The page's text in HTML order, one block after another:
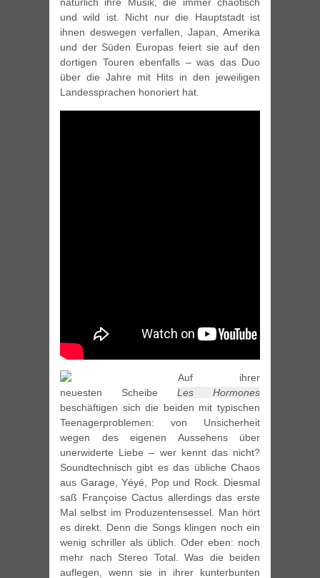
natürlich ihre Musik, die immer chaotisch
und wild ist. Nicht nur die Hauptstadt ist
ihnen deswegen verfallen, Japan, Amerika
und der Süden Europas feiert sie auf den
dortigen Touren ebenfalls – was das Duo
über die Jahre mit Hits in den jeweiligen
Landessprachen honoriert hat.
Auf ihrer
neuesten Scheibe Les Hormones
beschäftigen sich die beiden mit typischen
Teenagerproblemen: von Unsicherheit
wegen des eigenen Aussehens über
unerwiderte Liebe – wer kennt das nicht?
Soundtechnisch gibt es das übliche Chaos
aus Garage, Yéyé, Pop und Rock. Diesmal
saß Françoise Cactus allerdings das erste
Mal selbst im Produzentensessel. Man hört
es direkt. Denn die Songs klingen noch ein
wenig schriller als üblich. Oder eben: noch
mehr nach Stereo Total. Was die beiden
auflegen, wenn sie in ihrer kunterbunten